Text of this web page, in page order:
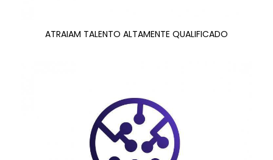
ATRAIAM TALENTO ALTAMENTE QUALIFICADO